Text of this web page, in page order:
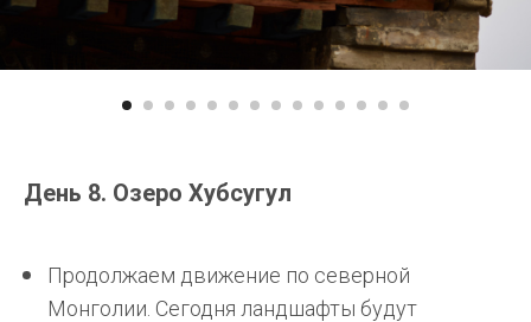
День 8. Озеро Хубсугул
Продолжаем движение по северной
Монголии. Сегодня ландшафты будут